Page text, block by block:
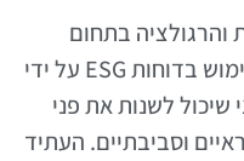
בתחום
הקיימות, ניתן לצפות לעלייה בשימוש בדוחות ESG על ידי
שיכול לשנות את פני
וסביבתיים. העתיד